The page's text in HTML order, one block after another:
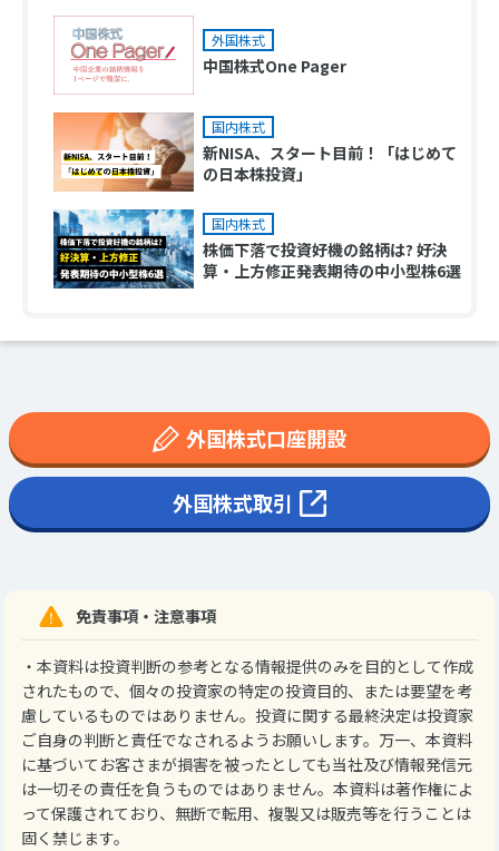
外国株式
中国株式One Pager
国内株式
新NISA、スタート目前！「はじめて
の日本株投資」
国内株式
株価下落で投資好機の銘柄は? 好決
算・上方修正発表期待の中小型株6選
外国株式口座開設
外国株式取引
免責事項・注意事項
・本資料は投資判断の参考となる情報提供のみを目的として作成
されたもので、個々の投資家の特定の投資目的、または要望を考
慮しているものではありません。投資に関する最終決定は投資家
ご自身の判断と責任でなされるようお願いします。万一、本資料
に基づいてお客さまが損害を被ったとしても当社及び情報発信元
は一切その責任を負うものではありません。本資料は著作権によ
って保護されており、無断で転用、複製又は販売等を行うことは
固く禁じます。